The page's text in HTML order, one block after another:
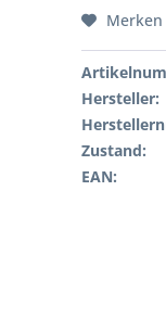
Merken
Hersteller:
Zustand:
EAN: